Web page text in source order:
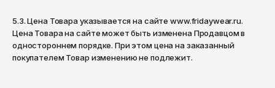
5.3. Цена Товара указывается на сайтеwww.fridaywear.ru.
Цена Товара на сайте может быть изменена Продавцом в
одностороннем порядке. При этом цена на заказанный
покупателем Товар изменению не подлежит.